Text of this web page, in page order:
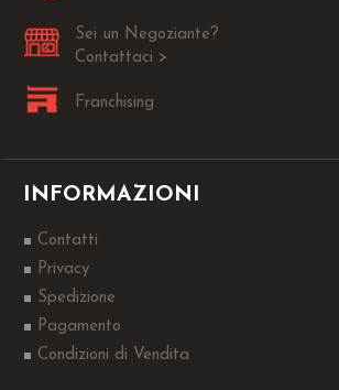
Sei un Negoziante?
Contattaci >
Franchising
INFORMAZIONI
Contatti
Privacy
Spedizione
Pagamento
Condizioni di Vendita